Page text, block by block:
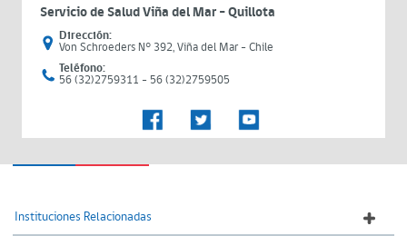
Servicio de Salud Viña del Mar – Quillota
Dirección:
Von Schroeders N° 392, Viña del Mar - Chile
Teléfono:
56 (32)2759311 - 56 (32)2759505
Instituciones Relacionadas